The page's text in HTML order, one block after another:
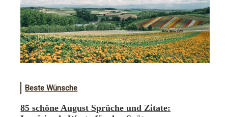
Beste Wünsche
85 schöne August Sprüche und Zitate: